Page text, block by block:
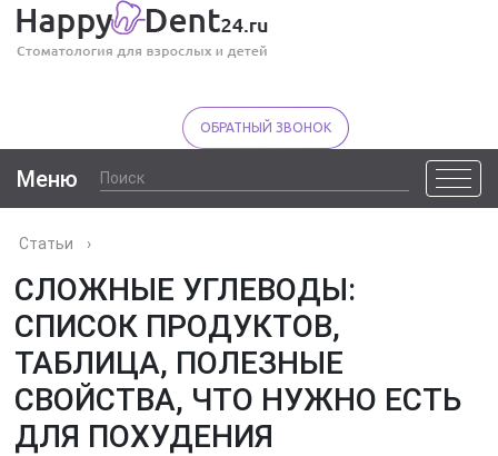
ОБРАТНЫЙ ЗВОНОК
Меню
Статьи ›
СЛОЖНЫЕ УГЛЕВОДЫ:
СПИСОК ПРОДУКТОВ,
ТАБЛИЦА, ПОЛЕЗНЫЕ
СВОЙСТВА, ЧТО НУЖНО ЕСТЬ
ДЛЯ ПОХУДЕНИЯ